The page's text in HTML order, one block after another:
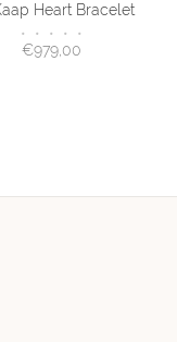
Heart Bracelet
• • • • •
€979,00